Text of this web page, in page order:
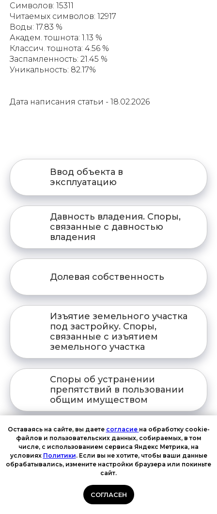
Символов: 15311
Читаемых символов: 12917
Воды: 17.83 %
Академ. тошнота: 1.13 %
Классич. тошнота: 4.56 %
Заспамленность: 21.45 %
Уникальность: 82.17%
Дата написания статьи - 18.02.2026
Ввод объекта в
эксплуатацию
Давность владения. Споры,
связанные с давностью
владения
Долевая собственность
Изъятие земельного участка
под застройку. Споры,
связанные с изъятием
земельного участка
Споры об устранении
препятствий в пользовании
общим имуществом
Споры о реализации права
преимущественной покупки
собственности
отсутствующим
Оставаясь на сайте, вы даете согласие на обработку cookie-
файлов и пользовательских данных, собираемых, в том
числе, с использованием сервиса Яндекс Метрика, на
условиях Политики. Если вы не хотите, чтобы ваши данные
обрабатывались, измените настройки браузера или покиньте
сайт.
СОГЛАСЕН